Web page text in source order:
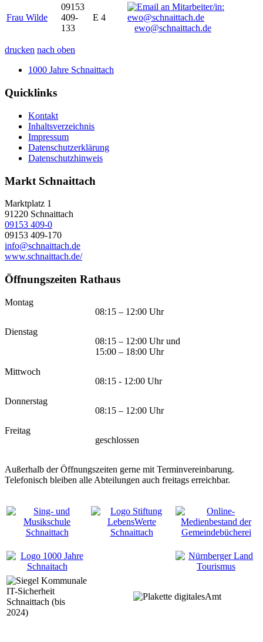
Frau Wilde
09153
409-
133
E 4
ewo@schnaittach.de
drucken nach oben
1000 Jahre Schnaittach
Quicklinks
Kontakt
Inhaltsverzeichnis
Impressum
Datenschutzerklärung
Datenschutzhinweis
Markt Schnaittach
Marktplatz 1
91220 Schnaittach
09153 409-0
09153 409-170
info@schnaittach.de
www.schnaittach.de/
Öffnungszeiten Rathaus
Montag
08:15 – 12:00 Uhr
Dienstag
08:15 – 12:00 Uhr und
15:00 – 18:00 Uhr
Mittwoch
08:15 - 12:00 Uhr
Donnerstag
08:15 – 12:00 Uhr
Freitag
geschlossen
Außerhalb der Öffnungszeiten gerne mit Terminvereinbarung.
Telefonisch bleiben alle Abteilungen auch freitags erreichbar.